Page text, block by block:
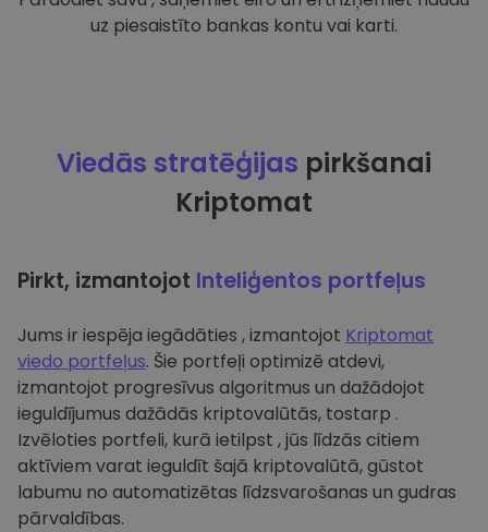
uz piesaistīto bankas kontu vai karti.
Viedās stratēģijas pirkšanai
Kriptomat
Pirkt, izmantojot Inteliģentos portfeļus
Jums ir iespēja iegādāties , izmantojot Kriptomat
viedo portfeļus. Šie portfeļi optimizē atdevi,
izmantojot progresīvus algoritmus un dažādojot
ieguldījumus dažādās kriptovalūtās, tostarp .
Izvēloties portfeli, kurā ietilpst , jūs līdzās citiem
aktīviem varat ieguldīt šajā kriptovalūtā, gūstot
labumu no automatizētas līdzsvarošanas un gudras
pārvaldības.